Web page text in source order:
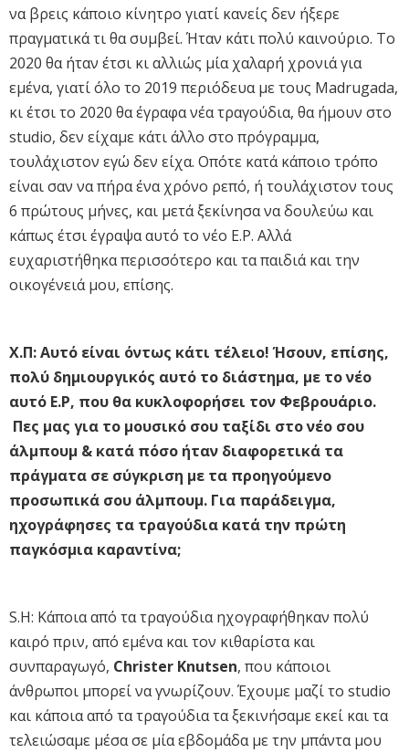
να βρεις κάποιο κίνητρο γιατί κανείς δεν ήξερε
πραγματικά τι θα συμβεί. Ήταν κάτι πολύ καινούριο. To
2020 θα ήταν έτσι κι αλλιώς μία χαλαρή χρονιά για
εμένα, γιατί όλο το 2019 περιόδευα με τους Madrugada,
κι έτσι το 2020 θα έγραφα νέα τραγούδια, θα ήμουν στο
studio, δεν είχαμε κάτι άλλο στο πρόγραμμα,
τουλάχιστον εγώ δεν είχα. Οπότε κατά κάποιο τρόπο
είναι σαν να πήρα ένα χρόνο ρεπό, ή τουλάχιστον τους
6 πρώτους μήνες, και μετά ξεκίνησα να δουλεύω και
κάπως έτσι έγραψα αυτό το νέο E.P. Αλλά
ευχαριστήθηκα περισσότερο και τα παιδιά και την
οικογένειά μου, επίσης.
Χ.Π: Αυτό είναι όντως κάτι τέλειο! Ήσουν, επίσης,
πολύ δημιουργικός αυτό το διάστημα, με το νέο
αυτό E.P, που θα κυκλοφορήσει τον Φεβρουάριο.
Πες μας για το μουσικό σου ταξίδι στο νέο σου
άλμπουμ & κατά πόσο ήταν διαφορετικά τα
πράγματα σε σύγκριση με τα προηγούμενο
προσωπικά σου άλμπουμ. Για παράδειγμα,
ηχογράφησες τα τραγούδια κατά την πρώτη
παγκόσμια καραντίνα;
S.H: Κάποια από τα τραγούδια ηχογραφήθηκαν πολύ
καιρό πριν, από εμένα και τον κιθαρίστα και
συνπαραγωγό, Christer Knutsen, που κάποιοι
άνθρωποι μπορεί να γνωρίζουν. Έχουμε μαζί το studio
και κάποια από τα τραγούδια τα ξεκινήσαμε εκεί και τα
τελειώσαμε μέσα σε μία εβδομάδα με την μπάντα μου